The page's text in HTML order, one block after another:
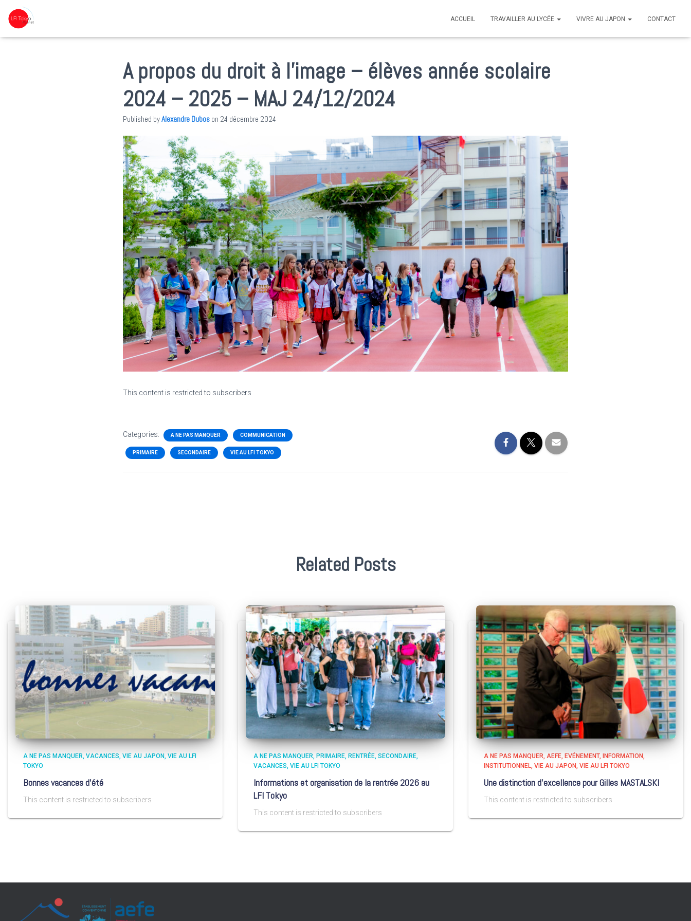
ACCUEIL TRAVAILLER AU LYCÉE VIVRE AU JAPON CONTACT
A propos du droit à l’image – élèves année scolaire
2024 – 2025 – MAJ 24/12/2024
Published byAlexandre Dubos on 24 décembre 2024
This content is restricted to subscribers
Categories: A NE PAS MANQUER COMMUNICATION
PRIMAIRE SECONDAIRE VIE AU LFI TOKYO
Related Posts
A NE PAS MANQUER VACANCES VIE AU JAPON VIE AU LFI
TOKYO
Bonnes vacances d’été
This content is restricted to subscribers
A NE PAS MANQUER PRIMAIRE RENTRÉE SECONDAIRE
VACANCES VIE AU LFI TOKYO
Informations et organisation de la rentrée 2026 au
LFI Tokyo
This content is restricted to subscribers
A NE PAS MANQUER AEFE EVÉNEMENT
INFORMATION
INSTITUTIONNEL VIE AU JAPON VIE AU LFI TOKYO
Une distinction d’excellence pour Gilles MASTALSKI
This content is restricted to subscribers